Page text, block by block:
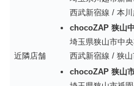
近隣店舗
西武新宿線 / 本
chocoZAP 狭山
埼玉県狭山市中
西武新宿線 / 狭
chocoZAP 狭山